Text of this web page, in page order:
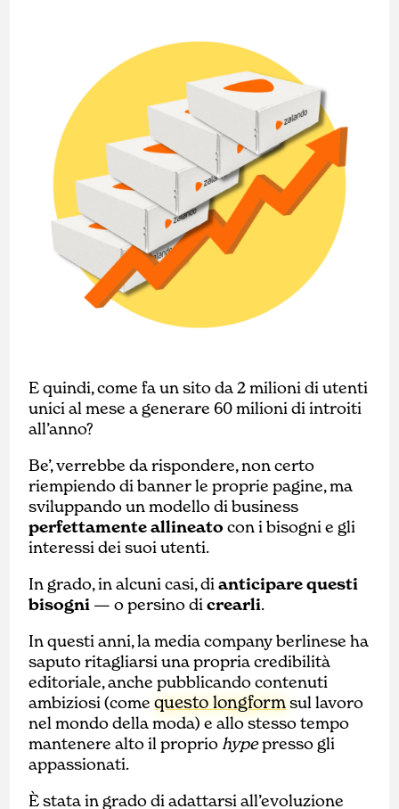
E quindi, come fa un sito da 2 milioni di utenti
unici al mese a generare 60 milioni di introiti
all’anno?
Be’, verrebbe da rispondere, non certo
riempiendo di banner le proprie pagine, ma
sviluppando un modello di business
perfettamente allineato con i bisogni e gli
interessi dei suoi utenti.
In grado, in alcuni casi, dianticipare questi
bisogni — o persino dicrearli.
In questi anni, la media company berlinese ha
saputo ritagliarsi una propria credibilità
editoriale, anche pubblicando contenuti
ambiziosi (comequesto longformsul lavoro
nel mondo della moda) e allo stesso tempo
mantenere alto il proprio hypepresso gli
appassionati.
È stata in grado di adattarsi all’evoluzione